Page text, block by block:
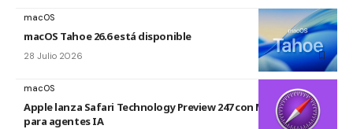
macOS
macOS Tahoe 26.6 está disponible
28 Julio 2026
macOS
Apple lanza Safari Technology Preview 247 con MCP Server
para agentes IA